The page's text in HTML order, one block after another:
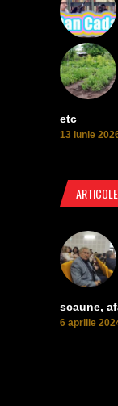
etc
13 iunie
scaune,
6 aprilie